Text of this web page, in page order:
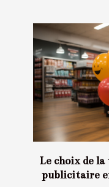
Le choix de
publicitaire